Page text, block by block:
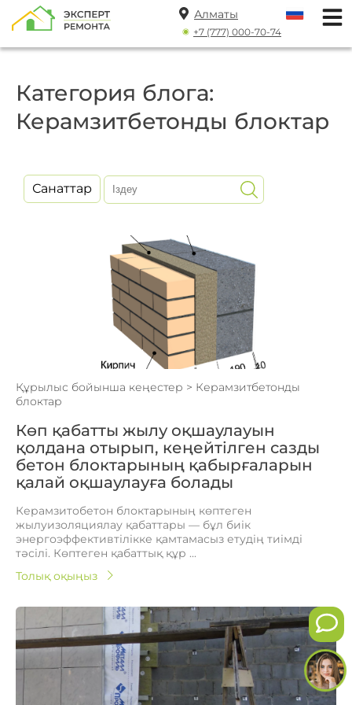
Алматы
+7 (777) 000-70-74
Категория блога:
Керамзитбетонды блоктар
Санаттар
Құрылыс бойынша кеңестер > Керамзитбетонды
блоктар
Көп қабатты жылу оқшаулауын
қолдана отырып, кеңейтілген сазды
бетон блоктарының қабырғаларын
қалай оқшаулауға болады
Керамзитобетон блоктарының көптеген
жылуизоляциялау қабаттары — бұл биік
энергоэффективтілікке қамтамасыз етудің тиімді
тәсілі. Көптеген қабаттық құр ...
Толық оқыңыз